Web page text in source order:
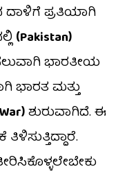
ದಾಳಿಗೆ ಪ್ರತಿಯಾಗಿ
(Pakistan)
ಭಾರತೀಯ
ಭಾರತ ಮತ್ತು
ಶುರುವಾಗಿದೆ. ಈ